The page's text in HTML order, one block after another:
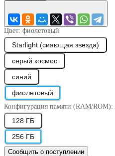
Цвет: фиолетовый
Starlight (сияющая звезда)
серый космос
синий
фиолетовый
Конфигурация памяти (RAM/ROM):
128 ГБ
256 ГБ
Сообщить о поступлении